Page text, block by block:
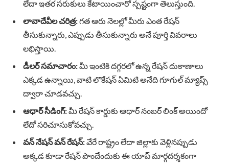
లేదా ఇతర సరుకులు కేటాయించారో స్పష్టంగా తెలుస్తుంది.
లావాదేవీల చరిత్ర:గత ఆరు నెలల్లో మీరు ఎంత రేషన్
తీసుకున్నారు, ఎప్పుడు తీసుకున్నారు అనే పూర్తి వివరాలు
లభిస్తాయి.
డీలర్ సమాచారం:మీ ఇంటికి దగ్గరలో ఉన్న రేషన్ దుకాణాలు
ఎక్కడ ఉన్నాయి, వాటి లొకేషన్ ఏమిటి అనేది గూగుల్ మ్యాప్స్
ద్వారా చూడవచ్చు.
ఆధార్ సీడింగ్:మీ రేషన్ కార్డుకు ఆధార్ నంబర్ లింక్ అయిందో
లేదో సరిచూసుకోవచ్చు.
వన్ నేషన్ వన్ రేషన్:వేరే రాష్ట్రం లేదా జిల్లాకు వెళ్లినప్పుడు
అక్కడ కూడా రేషన్ పొందేందుకు ఈ యాప్ మార్గదర్శకంగా